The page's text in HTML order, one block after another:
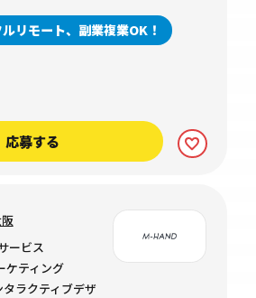
ルリモート、副業複業OK！
応募する
ービス
ケティング
ラクティブデザ